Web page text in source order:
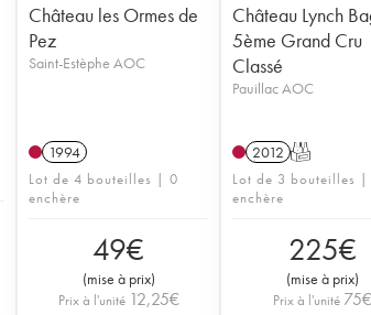
Château les Ormes de
Pez
Saint-Estèphe AOC
1994
Lot de 4 bouteilles | 0
enchère
49€
(mise à prix)
Prix à l'unité 12,25€
Château Lynch
5ème Grand Cru
Classé
Pauillac AOC
2012 T
Lot de 3 bouteilles |
enchère
225€
(mise à prix)
Prix à l'unité 75€